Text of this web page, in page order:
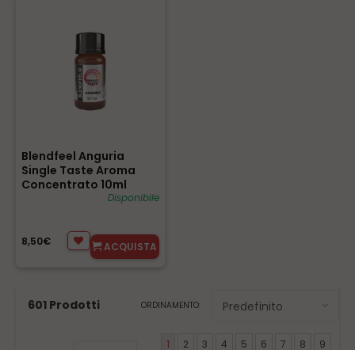
Blendfeel Anguria
Single Taste Aroma
Concentrato 10ml
Disponibile
8,50€ ACQUISTA
601 Prodotti ORDINAMENTO:
1 2 3 4 5 6 7 8
9